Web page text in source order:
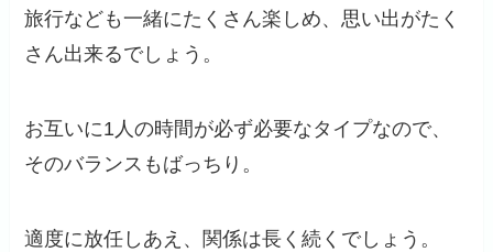
旅行なども一緒にたくさん楽しめ、思い出がたく
さん出来るでしょう。
お互いに1人の時間が必ず必要なタイプなので、
そのバランスもばっちり。
適度に放任しあえ、関係は長く続くでしょう。